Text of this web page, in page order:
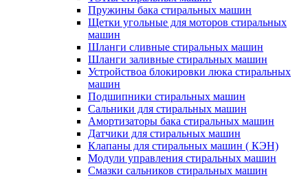
Пружины бака стиральных машин
Щетки угольные для моторов стиральных
машин
Шланги сливные стиральных машин
Шланги заливные стиральных машин
Устройствоа блокировки люка стиральных
машин
Подшипники стиральных машин
Сальники для стиральных машин
Амортизаторы бака стиральных машин
Датчики для стиральных машин
Клапаны для стиральных машин ( КЭН)
Модули управления стиральных машин
Смазки сальников стиральных машин